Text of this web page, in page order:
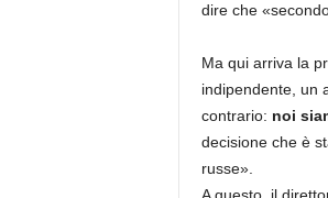
dire che
Ma qui arriva la
indipendente, un
contrario: noi
decisione che è
russe».